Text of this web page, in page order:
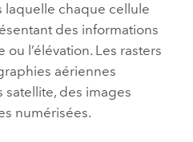
laquelle chaque cellule
des informations
l’élévation. Les rasters
aériennes
des images
numérisées.